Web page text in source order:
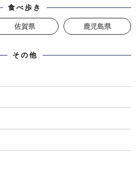
食べ歩き
佐賀県 鹿児島県
その他